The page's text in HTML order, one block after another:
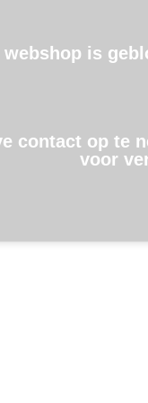
webshop is
contact op te
voor